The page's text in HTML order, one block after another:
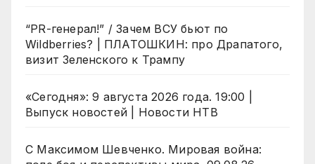
“PR-генерал!” / Зачем ВСУ бьют по
Wildberries? | ПЛАТОШКИН: про Драпатого,
визит Зеленского к Трампу
«Сегодня»: 9 августа 2026 года. 19:00 |
Выпуск новостей | Новости НТВ
С Максимом Шевченко. Мировая война: